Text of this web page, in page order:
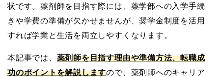
状です。薬剤師を目指す際には、薬学部への入学手続
きや学費の準備が欠かせませんが、奨学金制度を活用
すれば学業と生活を両立しやすくなります。
本記事では、 薬剤師を目指す理由や準備方法、転職成
功のポイントを解説しますので、薬剤師へのキャリア